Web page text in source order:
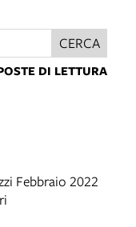
DI LETTURA
CERCA
Febbraio 2022